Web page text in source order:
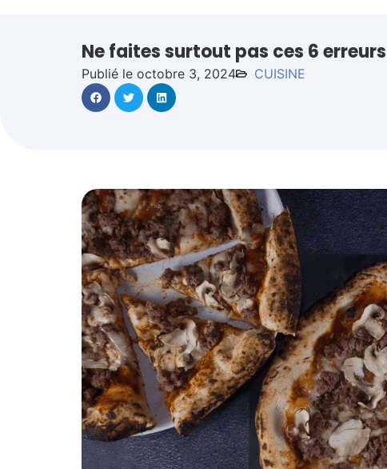
Ne faites surtout pas ces 6
Publié le octobre 3, 2024 CUISINE